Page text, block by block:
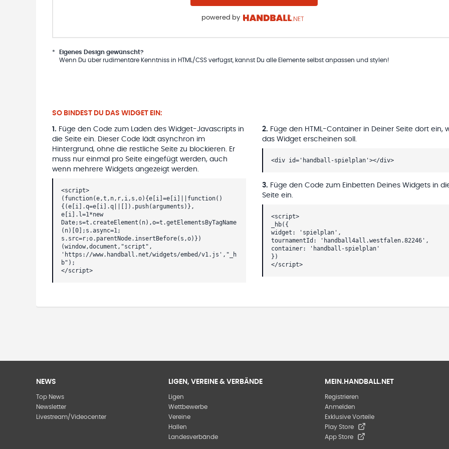
powered by
*
Eigenes Design gewünscht?
Wenn Du über rudimentäre Kenntniss in HTML/CSS verfügst, kannst Du alle Elemente selbst anpassen und stylen!
SO BINDEST DU DAS WIDGET EIN:
1 . Füge den Code zum Laden des Widget-Javascripts in
die Seite ein. Dieser Code lädt asynchron im
Hintergrund, ohne die restliche Seite zu blockieren. Er
muss nur einmal pro Seite eingefügt werden, auch
wenn mehrere Widgets angezeigt werden.
<script>
(function(e,t,n,r,i,s,o){e[i]=e[i]||function()
{(e[i].q=e[i].q||[]).push(arguments)},
e[i].l=1*new
Date;s=t.createElement(n),o=t.getElementsByTagName
(n)[0];s.async=1;
s.src=r;o.parentNode.insertBefore(s,o)})
(window,document,"script",
'https://www.handball.net/widgets/embed/v1.js',"_h
b");
</script>
2. Füge den HTML-Container in Deiner Seite dort ein,
das Widget erscheinen soll.
<div id='handball-spielplan'></div>
3. Füge den Code zum Einbetten Deines Widgets in
Seite ein.
<script>
_hb({
widget: 'spielplan',
tournamentId: 'handball4all.westfalen.82246',
container: 'handball-spielplan'
})
</script>
NEWS
Top News
Newsletter
Livestream/Videocenter
LIGEN, VEREINE & VERBÄNDE
Ligen
Wettbewerbe
Vereine
Hallen
Landesverbände
MEIN.HANDBALL.NET
Registrieren
Anmelden
Exklusive Vorteile
Play Store
App Store